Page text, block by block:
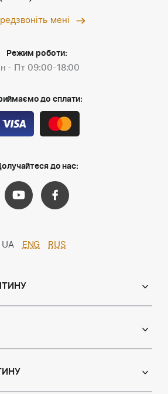
мені
Режим роботи:
- Пт 09:00-18:00
до сплати:
до нас:
UA ENG RUS